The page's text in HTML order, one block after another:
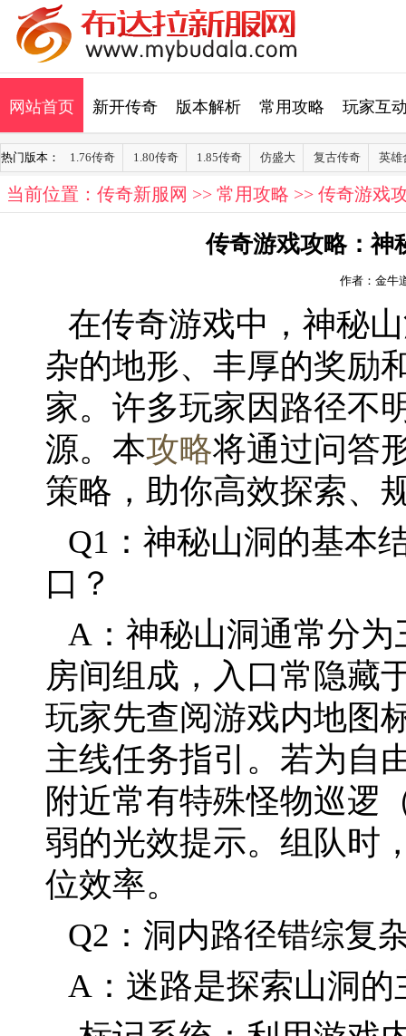
网站首页 新开传奇 版本解析 常用攻略 玩家互
热门版本： 1.76传奇 1.80传奇 1.85传奇 仿盛大 复古传奇 英雄
当前位置： 传奇新服网 >> 常用攻略 >> 传奇游戏
传奇游戏攻略：神
作者：金牛
在传奇游戏中，神秘
杂的地形、丰厚的奖励
家。许多玩家因路径不
源。本攻略将通过问答
策略，助你高效探索、
Q1：神秘山洞的基本
口？
A：神秘山洞通常分
房间组成，入口常隐藏
玩家先查阅游戏内地图
主线任务指引。若为自
附近常有特殊怪物巡逻
弱的光效提示。组队时
位效率。
Q2：洞内路径错综复
A：迷路是探索山洞